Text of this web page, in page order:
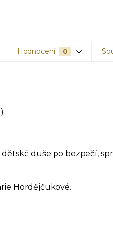
Hodnocení 0
duše po bezpečí,
Hordějčukové.